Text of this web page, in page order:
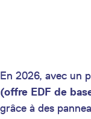
En 2026, avec un
(offre EDF de
grâce à des